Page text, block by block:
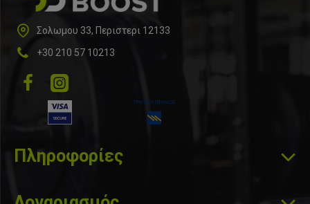
Σολωμου 33, Περιστερι 12133
+30 210 57 10213
Πληροφορίες